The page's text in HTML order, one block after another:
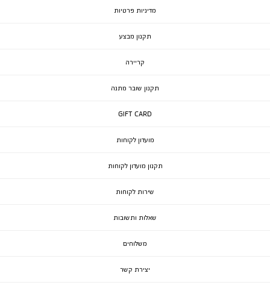
מדיניות פרטיות
תקנון מבצע
קריירה
תקנון שובר מתנה
GIFT CARD
מועדון לקוחות
תקנון מועדון לקוחות
שירות לקוחות
שאלות ותשובות
משלוחים
יצירת קשר